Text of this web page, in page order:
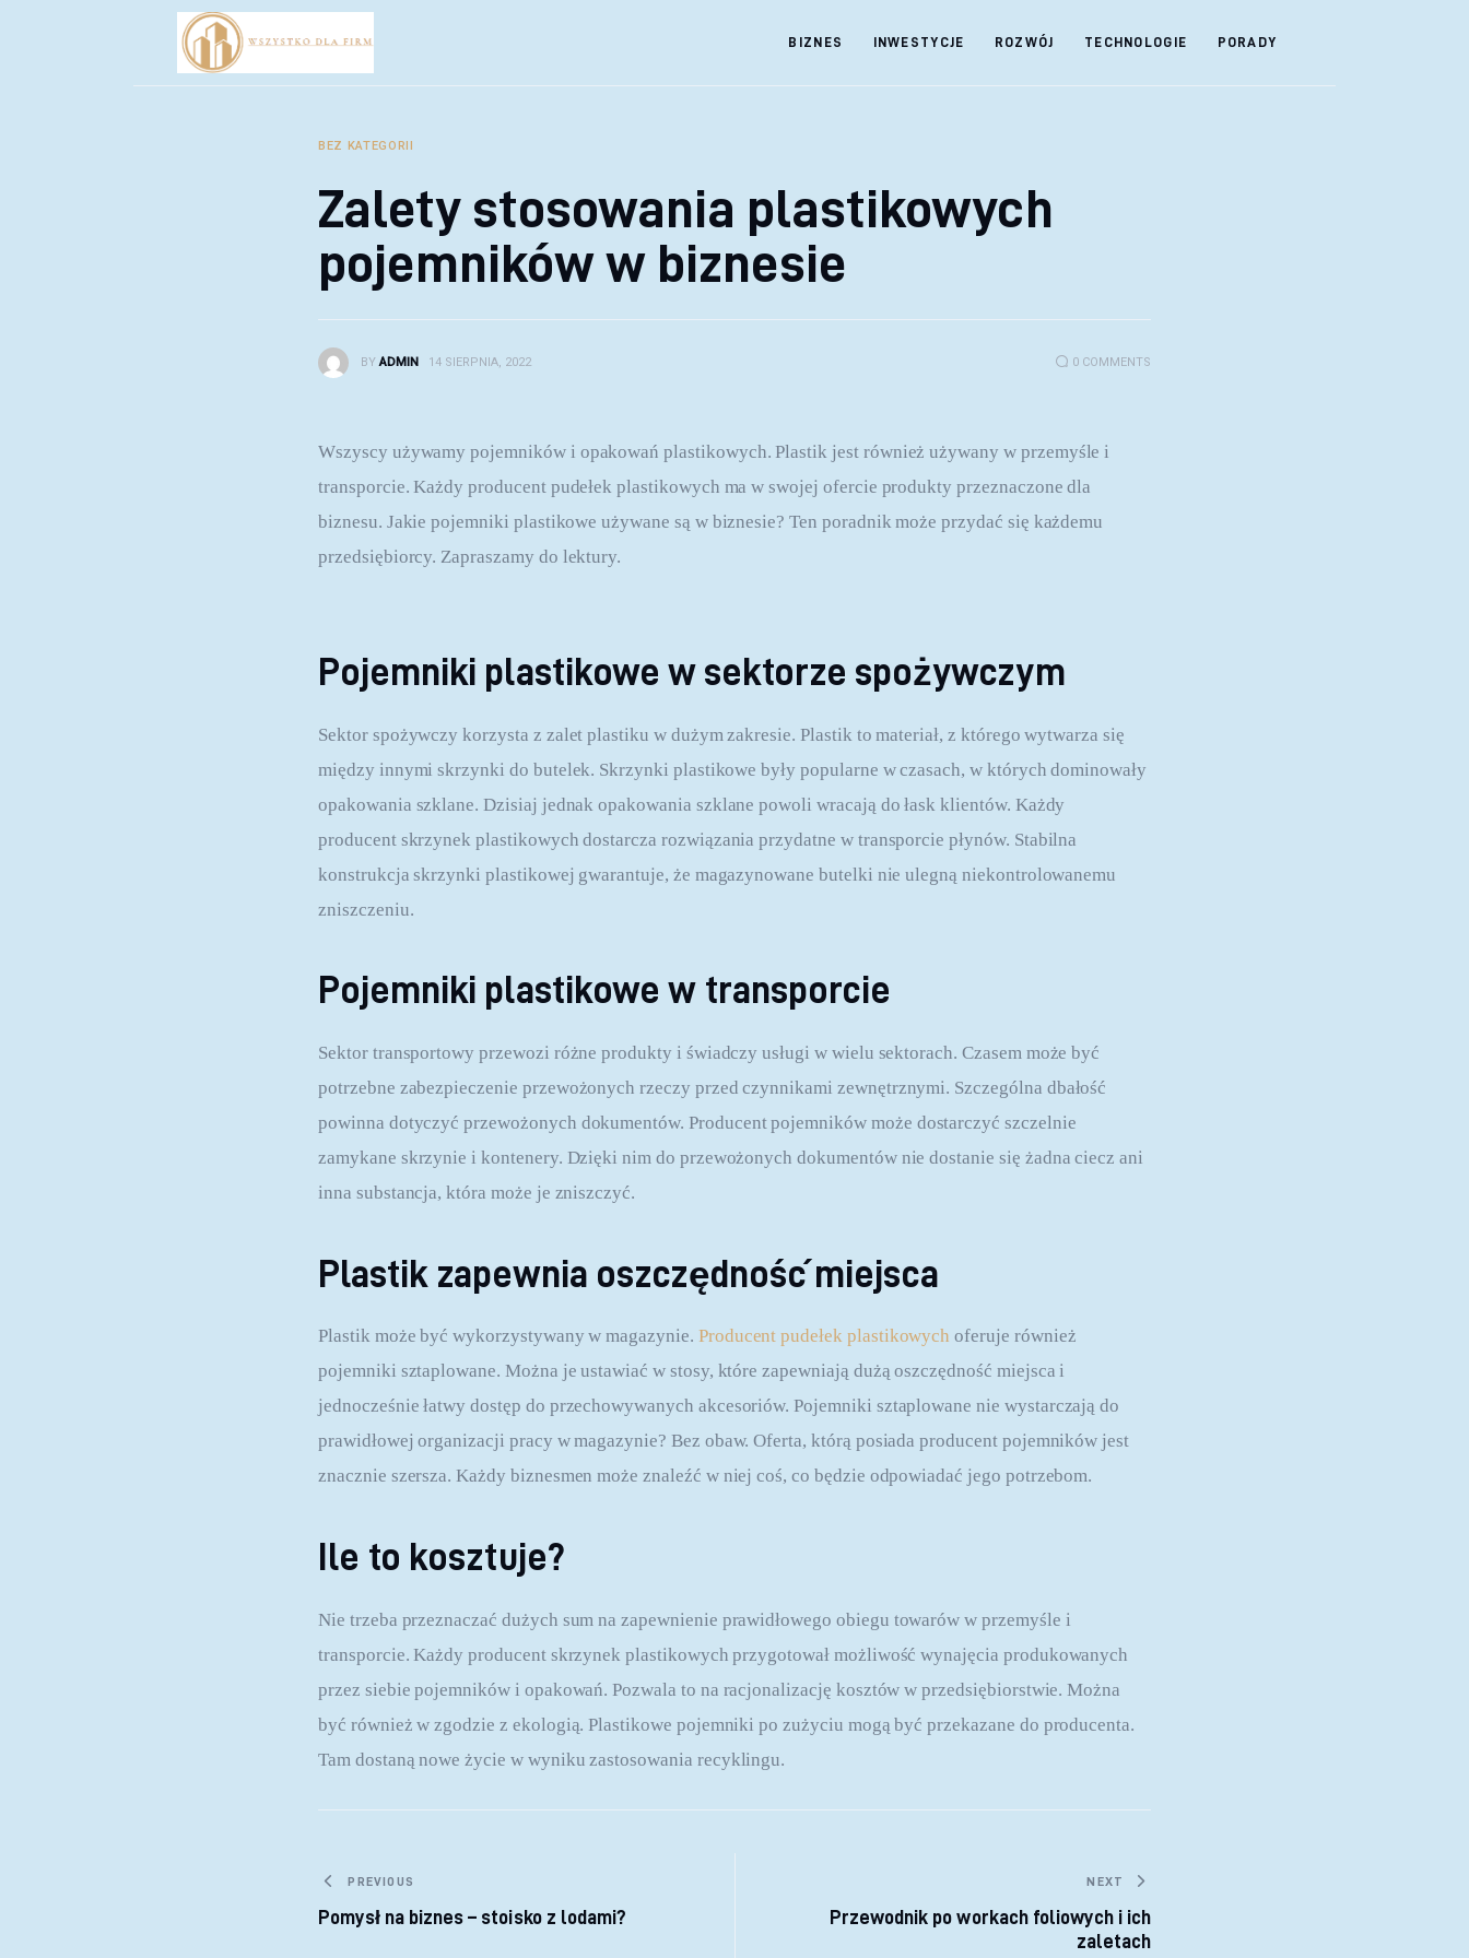
BIZNES INWESTYCJE ROZWÓJ TECHNOLOGIE PORADY
BEZ KATEGORII
Zalety stosowania plastikowych
pojemników w biznesie
BY ADMIN 14 SIERPNIA, 2022 0 COMMENTS
Wszyscy używamy pojemników i opakowań plastikowych. Plastik jest również używany w przemyśle i
transporcie. Każdy producent pudełek plastikowych ma w swojej ofercie produkty przeznaczone dla
biznesu. Jakie pojemniki plastikowe używane są w biznesie? Ten poradnik może przydać się każdemu
przedsiębiorcy. Zapraszamy do lektury.
Pojemniki plastikowe w sektorze spożywczym
Sektor spożywczy korzysta z zalet plastiku w dużym zakresie. Plastik to materiał, z którego wytwarza się
między innymi skrzynki do butelek. Skrzynki plastikowe były popularne w czasach, w których dominowały
opakowania szklane. Dzisiaj jednak opakowania szklane powoli wracają do łask klientów. Każdy
producent skrzynek plastikowych dostarcza rozwiązania przydatne w transporcie płynów. Stabilna
konstrukcja skrzynki plastikowej gwarantuje, że magazynowane butelki nie ulegną niekontrolowanemu
zniszczeniu.
Pojemniki plastikowe w transporcie
Sektor transportowy przewozi różne produkty i świadczy usługi w wielu sektorach. Czasem może być
potrzebne zabezpieczenie przewożonych rzeczy przed czynnikami zewnętrznymi. Szczególna dbałość
powinna dotyczyć przewożonych dokumentów. Producent pojemników może dostarczyć szczelnie
zamykane skrzynie i kontenery. Dzięki nim do przewożonych dokumentów nie dostanie się żadna ciecz ani
inna substancja, która może je zniszczyć.
Plastik zapewnia oszczędność miejsca
Plastik może być wykorzystywany w magazynie. Producent pudełek plastikowych oferuje również
pojemniki sztaplowane. Można je ustawiać w stosy, które zapewniają dużą oszczędność miejsca i
jednocześnie łatwy dostęp do przechowywanych akcesoriów. Pojemniki sztaplowane nie wystarczają do
prawidłowej organizacji pracy w magazynie? Bez obaw. Oferta, którą posiada producent pojemników jest
znacznie szersza. Każdy biznesmen może znaleźć w niej coś, co będzie odpowiadać jego potrzebom.
Ile to kosztuje?
Nie trzeba przeznaczać dużych sum na zapewnienie prawidłowego obiegu towarów w przemyśle i
transporcie. Każdy producent skrzynek plastikowych przygotował możliwość wynajęcia produkowanych
przez siebie pojemników i opakowań. Pozwala to na racjonalizację kosztów w przedsiębiorstwie. Można
być również w zgodzie z ekologią. Plastikowe pojemniki po zużyciu mogą być przekazane do producenta.
Tam dostaną nowe życie w wyniku zastosowania recyklingu.
Nawigacja wpisu
PREVIOUS
Pomysł na biznes – stoisko z lodami?
NEXT
Przewodnik po workach foliowych i ich
zaletach